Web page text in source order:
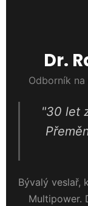
Dr.
Odborník
"30 let
Bývalý veslař,
Multipower.